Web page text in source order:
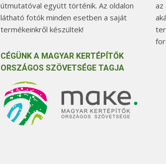
útmutatóval együtt történik. Az oldalon
látható fotók minden esetben a saját
termékeinkről készültek!
CÉGÜNK A MAGYAR KERTÉPÍTŐK
ORSZÁGOS SZÖVETSÉGE TAGJA
az